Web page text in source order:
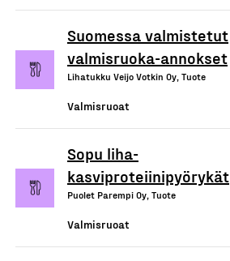
Suomessa valmistetut
valmisruoka-annokset
Lihatukku Veijo Votkin Oy, Tuote
Valmisruoat
Sopu liha-
kasviproteiinipyörykät
Puolet Parempi Oy, Tuote
Valmisruoat